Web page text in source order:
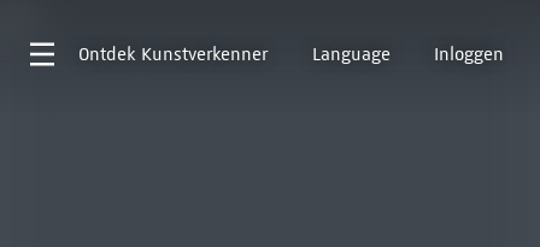
Ontdek Kunstverkenner Language Inloggen